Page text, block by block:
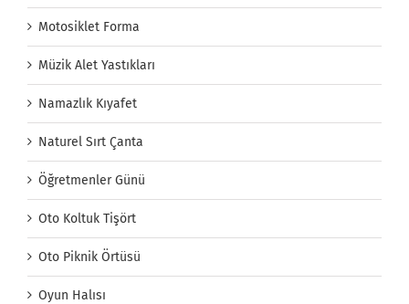
Motosiklet Forma
Müzik Alet Yastıkları
Namazlık Kıyafet
Naturel Sırt Çanta
Öğretmenler Günü
Oto Koltuk Tişört
Oto Piknik Örtüsü
Oyun Halısı